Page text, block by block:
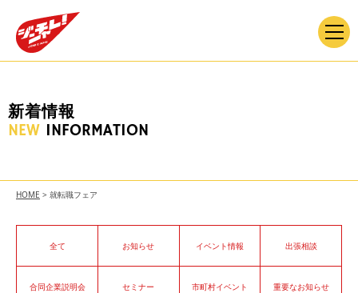
新着情報
NEW INFORMATION
HOME > 就転職フェア
全て お知らせ イベント情報 出張相談
合同企業説明会 セミナー 市町村イベント 重要なお知らせ